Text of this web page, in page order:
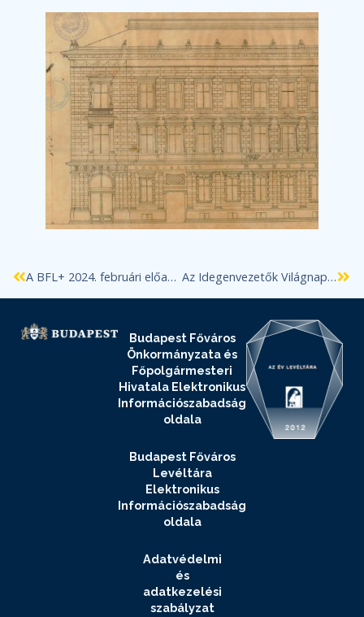
A BFL+ 2024. februári előadásai Az Idegenvezetők Világnapja programjai levéltárunkban
Budapest Főváros
Önkormányzata és
Főpolgármesteri
Hivatala Elektronikus
Információszabadság
oldala
Budapest Főváros
Levéltára
Elektronikus
Információszabadság
oldala
Adatvédelmi
és
adatkezelési
szabályzat